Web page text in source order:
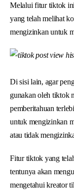
Melalui fitur tiktok ini
yang telah melihat
mengizinkan untuk
Di sisi lain, agar
gunakan oleh tiktok
pemberitahuan
untuk mengizinkan
atau tidak
Fitur tiktok yang
tentunya akan
mengetahui kreator